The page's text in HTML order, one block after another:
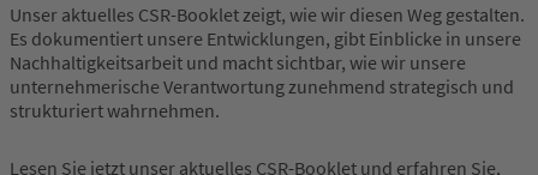
Unser aktuelles CSR-Booklet zeigt, wie wir diesen Weg gestalten.
Es dokumentiert unsere Entwicklungen, gibt Einblicke in unsere
Nachhaltigkeitsarbeit und macht sichtbar, wie wir unsere
unternehmerische Verantwortung zunehmend strategisch und
strukturiert wahrnehmen.
Lesen Sie jetzt unser aktuelles CSR-Booklet und erfahren Sie,